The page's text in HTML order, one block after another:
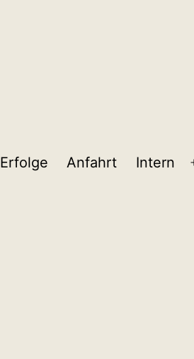
Erfolge Anfahrt Intern